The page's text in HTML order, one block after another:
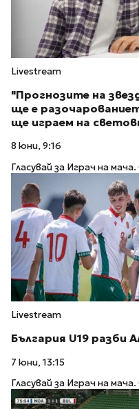
Livestream
"Прогнозите на
ще е
ще играем на
8 юни, 9:16
Гласувай за Играч на
Livestream
България U19 разби
7 юни, 13:15
Гласувай за Играч на